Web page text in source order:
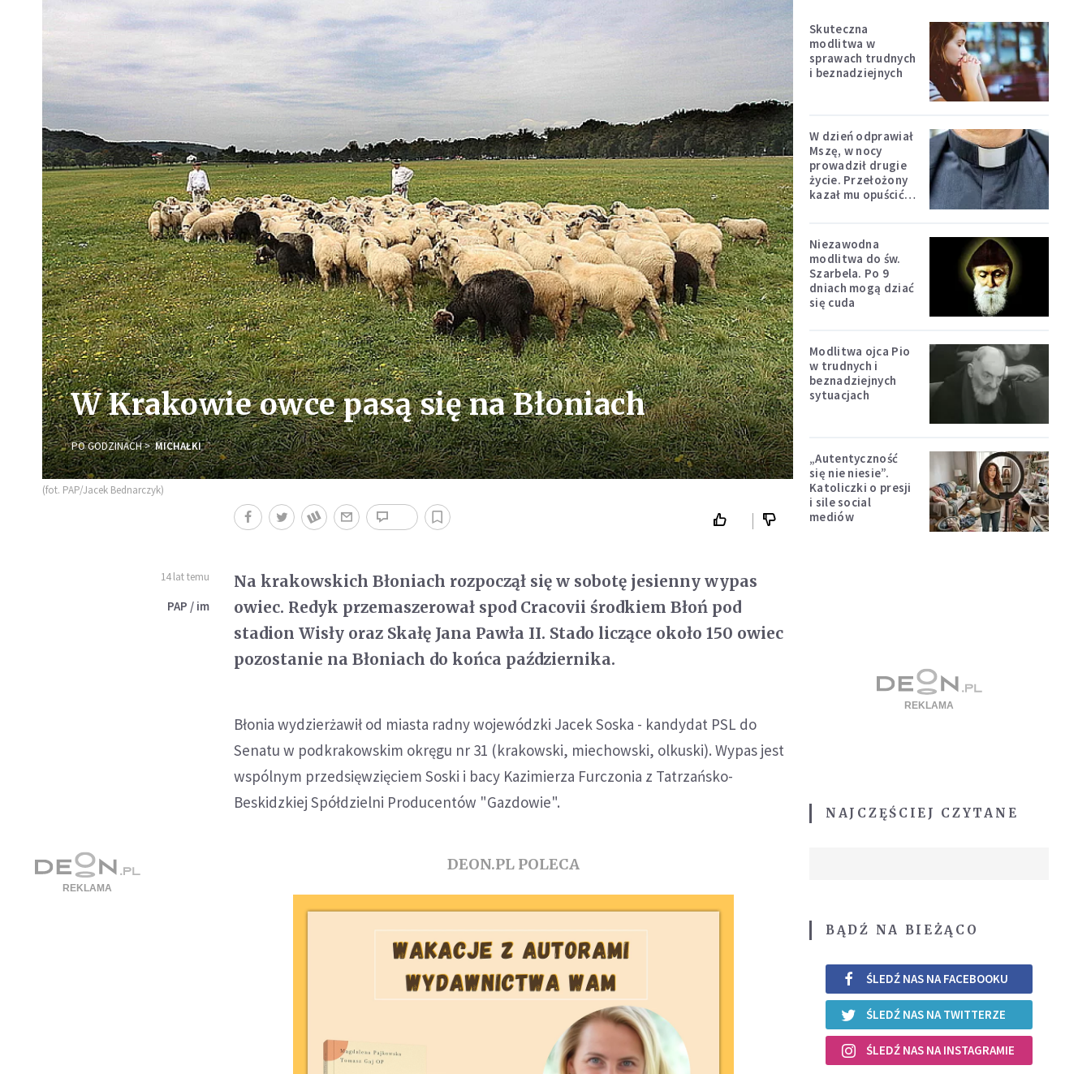
W Krakowie owce pasą się na Błoniach
PO GODZINACH MICHAŁKI
(fot. PAP/Jacek Bednarczyk)
14 lat temu
PAP / im
Na krakowskich Błoniach rozpoczął się w sobotę jesienny wypas
owiec. Redyk przemaszerował spod Cracovii środkiem Błoń pod
stadion Wisły oraz Skałę Jana Pawła II. Stado liczące około 150 owiec
pozostanie na Błoniach do końca października.
Błonia wydzierżawił od miasta radny wojewódzki Jacek Soska - kandydat PSL do
Senatu w podkrakowskim okręgu nr 31 (krakowski, miechowski, olkuski). Wypas jest
wspólnym przedsięwzięciem Soski i bacy Kazimierza Furczonia z Tatrzańsko-
Beskidzkiej Spółdzielni Producentów "Gazdowie".
DEON.PL POLECA
Skuteczna
modlitwa w
sprawach trudnych
i beznadziejnych
W dzień odprawiał
Mszę, w nocy
prowadził drugie
życie. Przełożony
kazał mu opuścić
Niezawodna
modlitwa do św.
Szarbela. Po 9
dniach mogą dziać
się cuda
Modlitwa ojca Pio
w trudnych i
beznadziejnych
sytuacjach
„Autentyczność
się nie niesie”.
Katoliczki o presji
i sile social
mediów
NAJCZĘŚCIEJ CZYTANE
BĄDŹ NA BIEŻĄCO
ŚLEDŹ NAS NA FACEBOOKU
ŚLEDŹ NAS NA TWITTERZE
ŚLEDŹ NAS NA INSTAGRAMIE